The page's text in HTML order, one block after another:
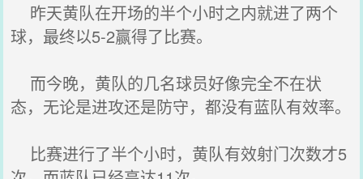
昨天黄队在开场的半个小时之内就进了两个
球，最终以5-2赢得了比赛。
而今晚，黄队的几名球员好像完全不在状
态，无论是进攻还是防守，都没有蓝队有效率。
比赛进行了半个小时，黄队有效射门次数才5